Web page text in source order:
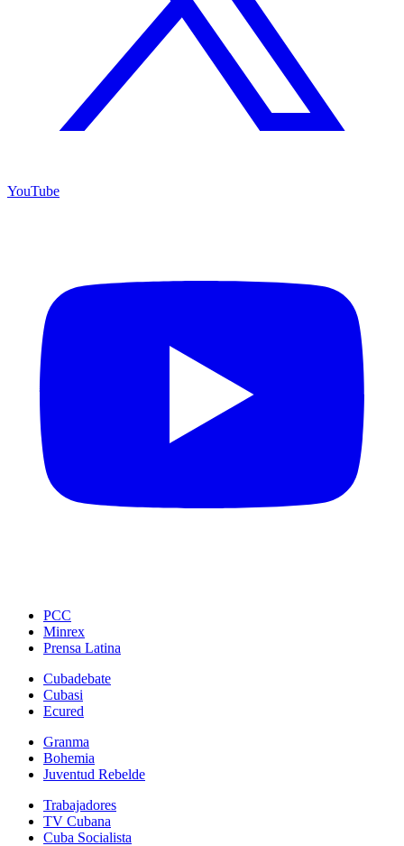
YouTube
PCC
Minrex
Prensa Latina
Cubadebate
Cubasi
Ecured
Granma
Bohemia
Juventud Rebelde
Trabajadores
TV Cubana
Cuba Socialista